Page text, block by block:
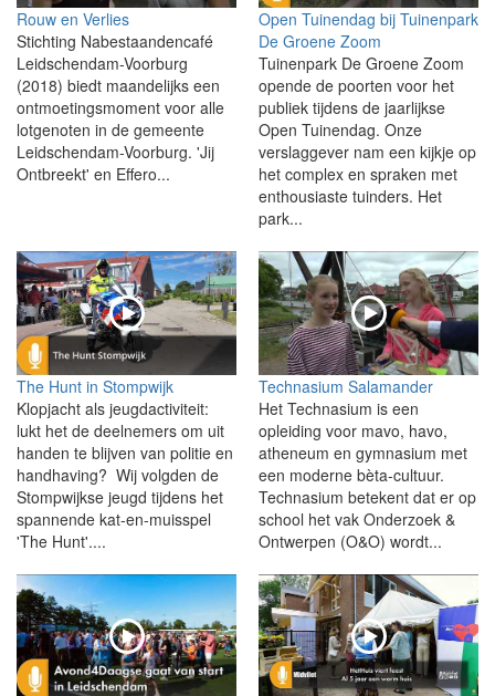
Rouw en Verlies
Stichting Nabestaandencafé
Leidschendam-Voorburg
(2018) biedt maandelijks een
ontmoetingsmoment voor alle
lotgenoten in de gemeente
Leidschendam-Voorburg. 'Jij
Ontbreekt' en Effero...
Open Tuinendag bij Tuinenpark
De Groene Zoom
Tuinenpark De Groene Zoom
opende de poorten voor het
publiek tijdens de jaarlijkse
Open Tuinendag. Onze
verslaggever nam een kijkje op
het complex en spraken met
enthousiaste tuinders. Het
park...
The Hunt in Stompwijk
Klopjacht als jeugdactiviteit:
lukt het de deelnemers om uit
handen te blijven van politie en
handhaving? Wij volgden de
Stompwijkse jeugd tijdens het
spannende kat-en-muisspel
'The Hunt'....
Technasium Salamander
Het Technasium is een
opleiding voor mavo, havo,
atheneum en gymnasium met
een moderne bèta-cultuur.
Technasium betekent dat er op
school het vak Onderzoek &
Ontwerpen (O&O) wordt...